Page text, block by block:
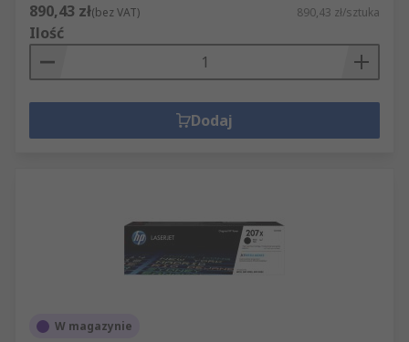
890,43 zł(bez VAT) 890,43 zł/sztuka
Ilość
Dodaj
W magazynie